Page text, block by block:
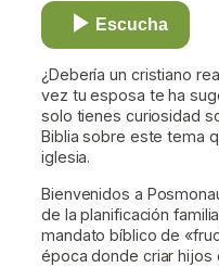
Escucha
¿Debería un cristiano
vez tu esposa te ha
solo tienes curiosidad
Biblia sobre este tema
iglesia.
Bienvenidos a
de la planificación
mandato bíblico de
época donde criar hijos